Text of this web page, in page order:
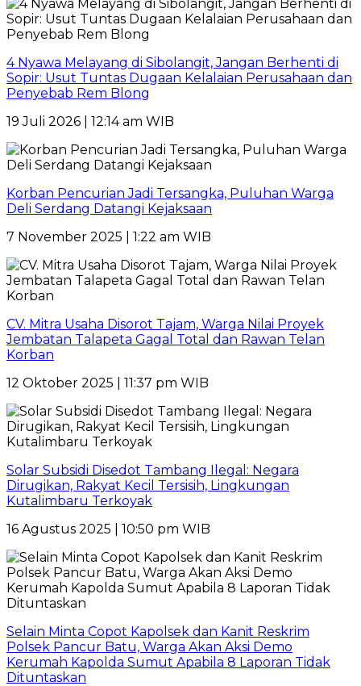
4 Nyawa Melayang di Sibolangit, Jangan Berhenti di
Sopir: Usut Tuntas Dugaan Kelalaian Perusahaan dan
Penyebab Rem Blong
19 Juli 2026 | 12:14 am WIB
Korban Pencurian Jadi Tersangka, Puluhan Warga
Deli Serdang Datangi Kejaksaan
7 November 2025 | 1:22 am WIB
CV. Mitra Usaha Disorot Tajam, Warga Nilai Proyek
Jembatan Talapeta Gagal Total dan Rawan Telan
Korban
12 Oktober 2025 | 11:37 pm WIB
Solar Subsidi Disedot Tambang Ilegal: Negara
Dirugikan, Rakyat Kecil Tersisih, Lingkungan
Kutalimbaru Terkoyak
16 Agustus 2025 | 10:50 pm WIB
Selain Minta Copot Kapolsek dan Kanit Reskrim
Polsek Pancur Batu, Warga Akan Aksi Demo
Kerumah Kapolda Sumut Apabila 8 Laporan Tidak
Dituntaskan